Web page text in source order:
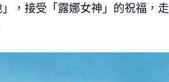
，接受「露娜女神」的祝福，